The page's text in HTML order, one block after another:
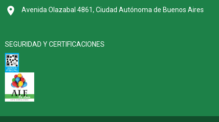
Avenida Olazabal 4861, Ciudad Autónoma de Buenos Aires
SEGURIDAD Y CERTIFICACIONES